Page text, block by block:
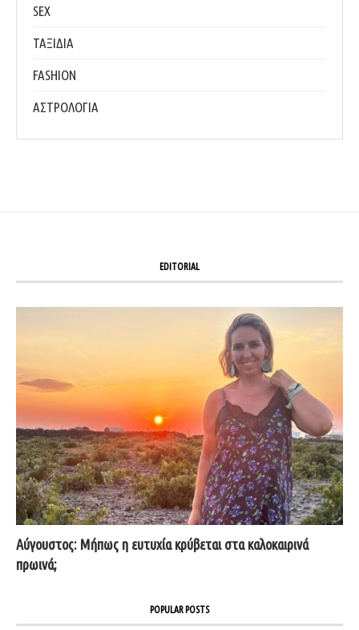
SEX
ΤΑΞΙΔΙΑ
FASHION
ΑΣΤΡΟΛΟΓΙΑ
EDITORIAL
Αύγουστος: Μήπως η ευτυχία κρύβεται στα καλοκαιρινά
πρωινά;
POPULAR POSTS